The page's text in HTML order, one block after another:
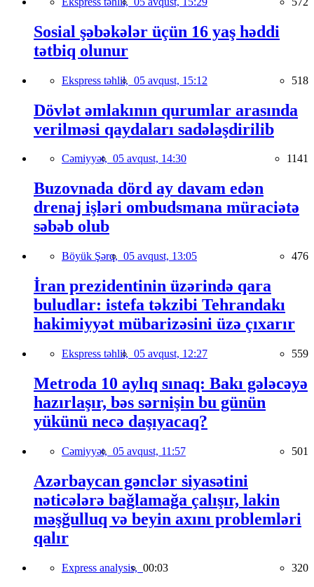
Sosial şəbəkələr üçün 16 yaş həddi
tətbiq olunur
Ekspress təhlil, 05 avqust, 15:12 518
Dövlət əmlakının qurumlar arasında
verilməsi qaydaları sadələşdirilib
Cəmiyyət, 05 avqust, 14:30 1141
Buzovnada dörd ay davam edən
drenaj işləri ombudsmana müraciətə
səbəb olub
Böyük Şərq, 05 avqust, 13:05 476
İran prezidentinin üzərində qara
buludlar: istefa təkzibi Tehrandakı
hakimiyyət mübarizəsini üzə çıxarır
Ekspress təhlil, 05 avqust, 12:27 559
Metroda 10 aylıq sınaq: Bakı gələcəyə
hazırlaşır, bəs sərnişin bu günün
yükünü necə daşıyacaq?
Cəmiyyət, 05 avqust, 11:57 501
Azərbaycan gənclər siyasətini
nəticələrə bağlamağa çalışır, lakin
məşğulluq və beyin axını problemləri
qalır
Express analysis, 00:03 320